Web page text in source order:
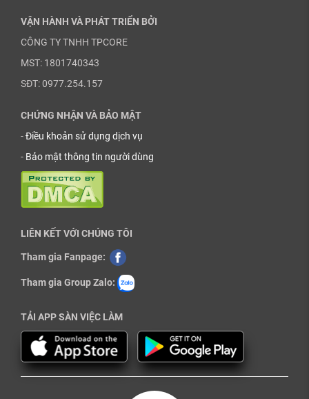
VẬN HÀNH VÀ PHÁT TRIỂN BỞI
CÔNG TY TNHH TPCORE
MST: 1801740343
SĐT: 0977.254.157
CHỨNG NHẬN VÀ BẢO MẬT
-Điều khoản sử dụng dịch vụ
- Bảo mật thông tin người dùng
LIÊN KẾT VỚI CHÚNG TÔI
Tham gia Fanpage:
Tham gia Group Zalo:
TẢI APP SÀN VIỆC LÀM